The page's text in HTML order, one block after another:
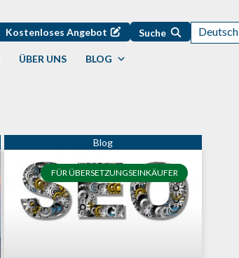
Kostenloses Angebot Suche Deutsch
ÜBER UNS BLOG
FÜR ÜBERSETZUNGSEINKÄUFER